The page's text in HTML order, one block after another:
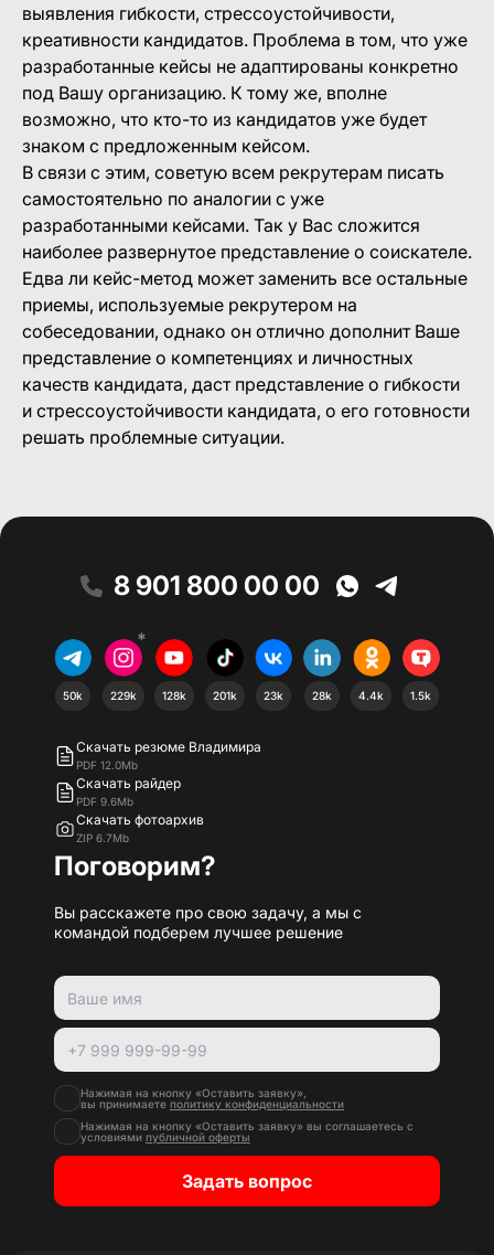
выявления гибкости, стрессоустойчивости,
креативности кандидатов. Проблема в том, что уже
разработанные кейсы не адаптированы конкретно
под Вашу организацию. К тому же, вполне
возможно, что кто-то из кандидатов уже будет
знаком с предложенным кейсом.
В связи с этим, советую всем рекрутерам писать
самостоятельно по аналогии с уже
разработанными кейсами. Так у Вас сложится
наиболее развернутое представление о соискателе.
Едва ли кейс-метод может заменить все остальные
приемы, используемые рекрутером на
собеседовании, однако он отлично дополнит Ваше
представление о компетенциях и личностных
качеств кандидата, даст представление о гибкости
и стрессоустойчивости кандидата, о его готовности
решать проблемные ситуации.
8 901 800 00 00
50k
*
229k 128k 201k 23k 28k 4.4k 1.5k
Скачать резюме Владимира
PDF 12.0Mb
Скачать райдер
PDF 9.6Mb
Скачать фотоархив
ZIP 6.7Mb
Поговорим?
Вы расскажете про свою задачу, а мы с
командой подберем лучшее решение
Нажимая на кнопку «Оставить заявку»,
вы принимаете политику конфиденциальности
Нажимая на кнопку «Оставить заявку» вы соглашаетесь с
условиями публичной оферты
Задать вопрос